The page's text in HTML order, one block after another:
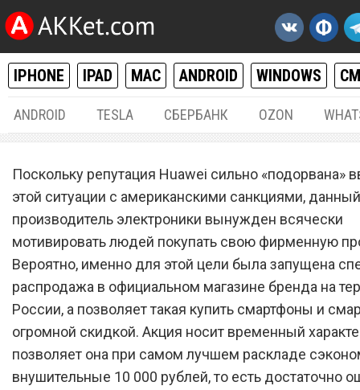
IPHONE IPAD MAC ANDROID WINDOWS
ANDROID TESLA СБЕРБАНК OZON
Магазин Huawei временно
распродает лучшие
с огромной скидкой
Поскольку репутация Huawei сильно «подорвана»
этой ситуации с американскими санкциями, данный
производитель электроники вынужден всячески
мотивировать людей покупать свою фирменную
Вероятно, именно для этой цели была запущена
распродажа в официальном магазине бренда на
России, а позволяет такая купить смартфоны и
огромной скидкой. Акция носит временный
позволяет она при самом лучшем раскладе
внушительные 10 000 рублей, то есть достаточно